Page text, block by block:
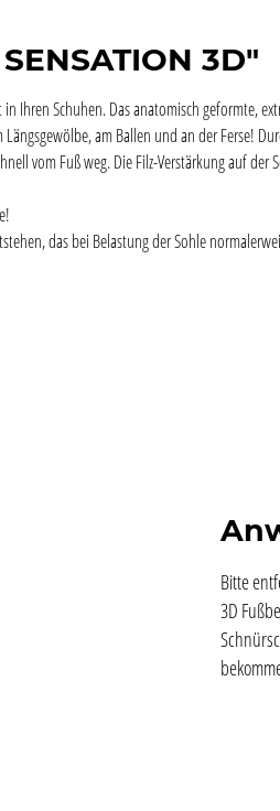
3D"
Ihren Schuhen. Das anatomisch geformte,
am Ballen und an der Ferse!
vom Fuß weg. Die Filz-Verstärkung auf
das bei Belastung der Sohle
Bitte
3D